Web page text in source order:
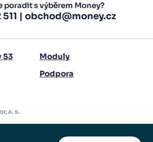
poradit s výběrem Money?
| obchod@money.cz
S3
Moduly
Podpora
a. s.